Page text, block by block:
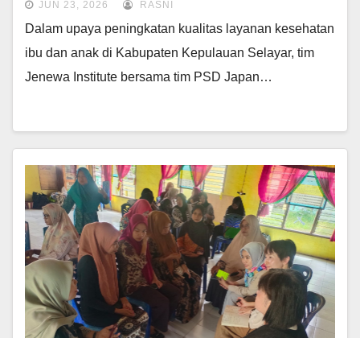
Kesehatan Ibu dan Anak
JUN 23, 2026 RASNI
Dalam upaya peningkatan kualitas layanan kesehatan
ibu dan anak di Kabupaten Kepulauan Selayar, tim
Jenewa Institute bersama tim PSD Japan…